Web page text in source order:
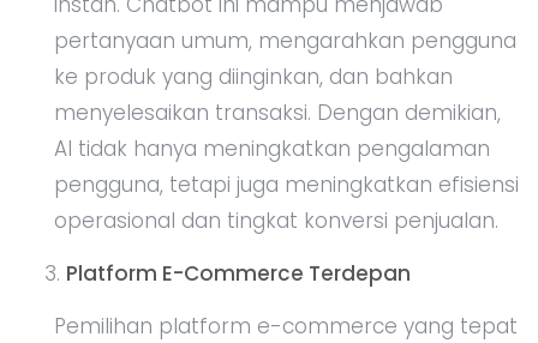
pertanyaan umum, mengarahkan pengguna
ke produk yang diinginkan, dan bahkan
menyelesaikan transaksi. Dengan demikian,
AI tidak hanya meningkatkan pengalaman
pengguna, tetapi juga meningkatkan efisiensi
operasional dan tingkat konversi penjualan.
Platform E-Commerce Terdepan
Pemilihan platform e-commerce yang tepat